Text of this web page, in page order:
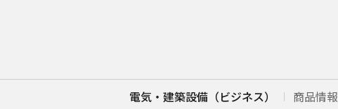
電気・建築設備（ビジネス） 商品情報